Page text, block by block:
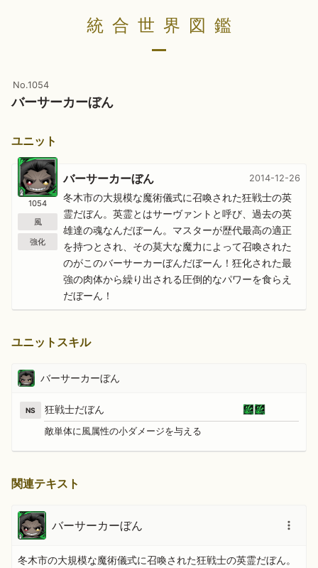
統合世界図鑑
No.1054
バーサーカーぼん
ユニット
1054
風
強化
バーサーカーぼん 2014-12-26
冬木市の大規模な魔術儀式に召喚された狂戦士の英
霊だぼん。英霊とはサーヴァントと呼び、過去の英
雄達の魂なんだぼーん。マスターが歴代最高の適正
を持つとされ、その莫大な魔力によって召喚された
のがこのバーサーカーぼんだぼーん！狂化された最
強の肉体から繰り出される圧倒的なパワーを食らえ
だぼーん！
ユニットスキル
バーサーカーぼん
NS 狂戦士だぼん
敵単体に風属性の小ダメージを与える
関連テキスト
バーサーカーぼん
冬木市の大規模な魔術儀式に召喚された狂戦士の英霊だぼん。